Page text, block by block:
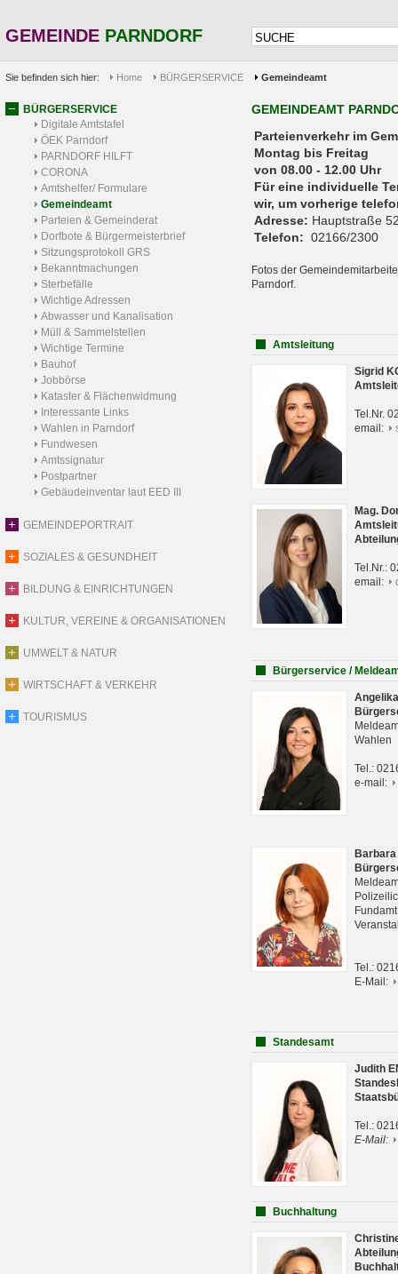
GEMEINDE PARNDORF
Sie befinden sich hier: Home BÜRGERSERVICE Gemeindeamt
BÜRGERSERVICE
Digitale Amtstafel
ÖEK Parndorf
PARNDORF HILFT
CORONA
Amtshelfer/ Formulare
Gemeindeamt
Parteien & Gemeinderat
Dorfbote & Bürgermeisterbrief
Sitzungsprotokoll GRS
Bekanntmachungen
Sterbefälle
Wichtige Adressen
Abwasser und Kanalisation
Müll & Sammelstellen
Wichtige Termine
Bauhof
Jobbörse
Kataster & Flächenwidmung
Interessante Links
Wahlen in Parndorf
Fundwesen
Amtssignatur
Postpartner
Gebäudeinventar laut EED III
GEMEINDEPORTRAIT
SOZIALES & GESUNDHEIT
BILDUNG & EINRICHTUNGEN
KULTUR, VEREINE & ORGANISATIONEN
UMWELT & NATUR
WIRTSCHAFT & VERKEHR
TOURISMUS
GEMEINDEAMT
Parteienverkehr
Montag bis Freitag
von 08.00 - 12.00 Uhr
Für eine individuelle
wir, um vorherige
Adresse: Hauptstraße
Telefon: 02166/2300
Fotos der
Parndorf.
Amtsleitung
Sigrid
Tel.Nr.
email:
Mag.
Tel.Nr.:
email:
Bürgerservice /
Wahlen
Tel.:
e-mail:
Tel.:
E-Mail:
Standesamt
Judith
Tel.:
E-Mail:
Buchhaltung